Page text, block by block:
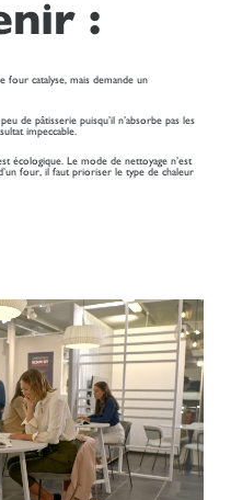
:
four catalyse, mais demande un
de pâtisserie puisqu’il n’absorbe pas les
impeccable.
écologique. Le mode de nettoyage n’est
four, il faut prioriser le type de chaleur